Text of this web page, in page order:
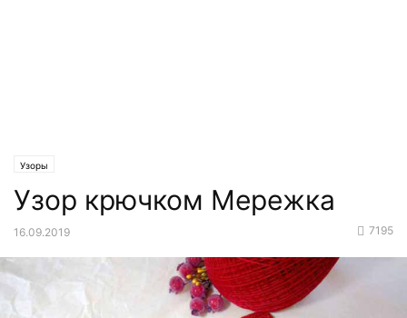
Узоры
Узор крючком Мережка
16.09.2019 7195